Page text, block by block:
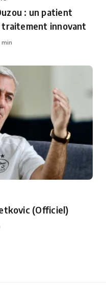
: un patient
traitement innovant
(Officiel)